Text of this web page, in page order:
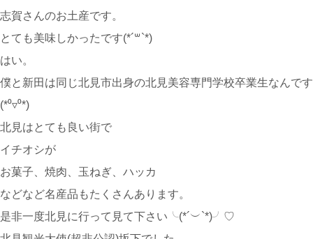
志賀さんのお土産です。
とても美味しかったです(*´꒳`*)
はい。
僕と新田は同じ北見市出身の北見美容専門学校卒業生なんです
(*⁰▿⁰*)
北見はとても良い街で
イチオシが
お菓子、焼肉、玉ねぎ、ハッカ
などなど名産品もたくさんあります。
是非一度北見に行って見て下さい╰(*´︶`*)╯♡